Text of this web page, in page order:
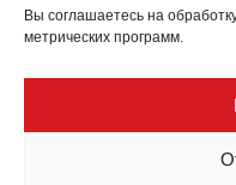
Вы соглашаетесь на
метрических программ.
Пользовательское